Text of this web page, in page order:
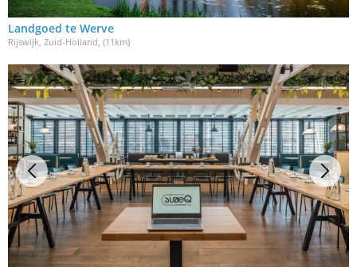
Landgoed te Werve
Rijswijk, Zuid-Holland, (11km)